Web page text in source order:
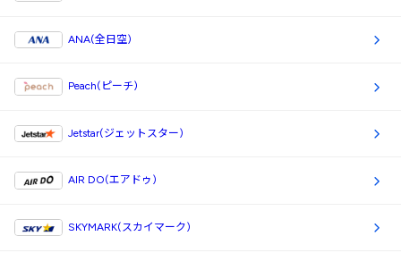
ANA(全日空)
Peach(ピーチ)
Jetstar(ジェットスター)
AIR DO(エアドゥ)
SKYMARK(スカイマーク)